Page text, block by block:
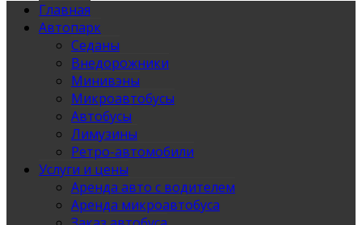
Главная
Автопарк
Седаны
Внедорожники
Минивэны
Микроавтобусы
Автобусы
Лимузины
Ретро-автомобили
Услуги и цены
Аренда авто с водителем
Аренда микроавтобуса